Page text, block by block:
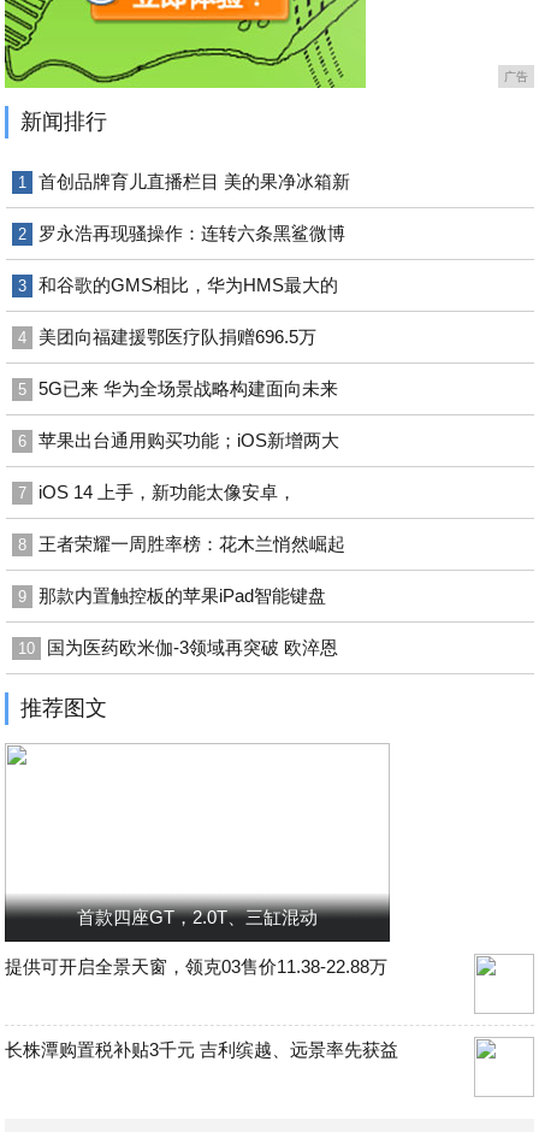
广告
新闻排行
1 首创品牌育儿直播栏目 美的果净冰箱新
2 罗永浩再现骚操作：连转六条黑鲨微博
3 和谷歌的GMS相比，华为HMS最大的
4 美团向福建援鄂医疗队捐赠696.5万
5 5G已来 华为全场景战略构建面向未来
6 苹果出台通用购买功能；iOS新增两大
7 iOS 14 上手，新功能太像安卓，
8 王者荣耀一周胜率榜：花木兰悄然崛起
9 那款内置触控板的苹果iPad智能键盘
10 国为医药欧米伽-3领域再突破 欧淬恩
推荐图文
首款四座GT，2.0T、三缸混动
提供可开启全景天窗，领克03售价11.38-22.88万
长株潭购置税补贴3千元 吉利缤越、远景率先获益